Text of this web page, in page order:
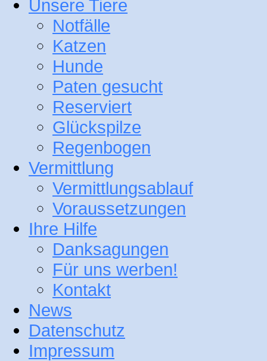
Unsere Tiere
Notfälle
Katzen
Hunde
Paten gesucht
Reserviert
Glückspilze
Regenbogen
Vermittlung
Vermittlungsablauf
Voraussetzungen
Ihre Hilfe
Danksagungen
Für uns werben!
Kontakt
News
Datenschutz
Impressum